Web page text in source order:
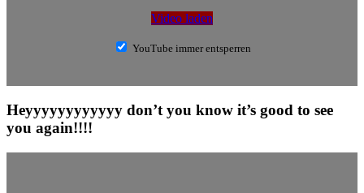
Video laden
YouTube immer entsperren
Heyyyyyyyyyyyy don’t you know it’s good to see
you again!!!!